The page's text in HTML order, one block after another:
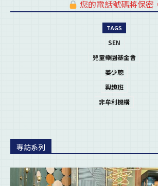
您的電話號碼將保密
TAGS
SEN
兒童樂園基金會
姜少聰
興趣班
非牟利機構
專訪系列